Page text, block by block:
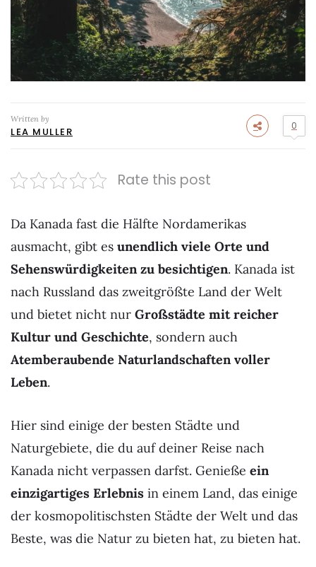
Written by
LEA MULLER 0
Rate this post
Da Kanada fast die Hälfte Nordamerikas
ausmacht, gibt es unendlich viele Orte und
Sehenswürdigkeiten zu besichtigen. Kanada ist
nach Russland das zweitgrößte Land der Welt
und bietet nicht nur Großstädte mit reicher
Kultur und Geschichte, sondern auch
Atemberaubende Naturlandschaften voller
Leben.
Hier sind einige der besten Städte und
Naturgebiete, die du auf deiner Reise nach
Kanada nicht verpassen darfst. Genieße ein
einzigartiges Erlebnis in einem Land, das einige
der kosmopolitischsten Städte der Welt und das
Beste, was die Natur zu bieten hat, zu bieten hat.